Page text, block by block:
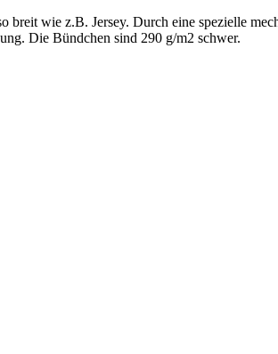
wie z.B. Jersey. Durch eine spezielle
Die Bündchen sind 290 g/m2 schwer.